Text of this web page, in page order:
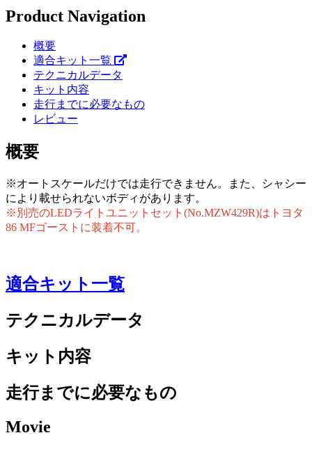
Product Navigation
概要
適合キット一覧
テクニカルデータ
キット内容
走行までに必要なもの
レビュー
概要
※オートスケールだけでは走行できません。また、シャシー
により載せられないボディがあります。
※別売のLEDライトユニットセット(No.MZW429R)はトヨタ
86 MFゴーストに装着不可。
適合キット一覧
テクニカルデータ
キット内容
走行までに必要なもの
Movie